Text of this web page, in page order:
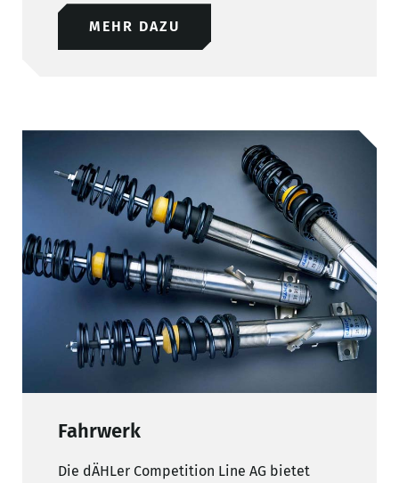
MEHR DAZU
Fahrwerk
Die dÄHLer Competition Line AG bietet